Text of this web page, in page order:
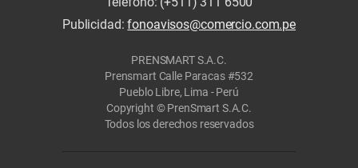
Publicidad:fonoavisos@comercio.com.pe
PRENSMART S.A.C.
Prensmart Calle Paracas #532
Pueblo Libre, Lima - Perú
Copyright © PrenSmart S.A.C.
Todos los derechos reservados